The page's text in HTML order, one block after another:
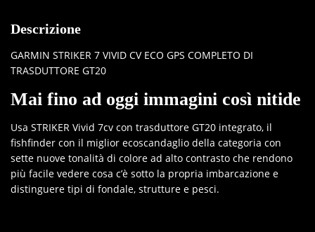
Descrizione
GARMIN STRIKER 7 VIVID CV ECO GPS COMPLETO DI
TRASDUTTORE GT20
Mai fino ad oggi immagini così nitide
Usa STRIKER Vivid 7cv con trasduttore GT20 integrato, il
fishfinder con il miglior ecoscandaglio della categoria con
sette nuove tonalità di colore ad alto contrasto che rendono
più facile vedere cosa c’è sotto la propria imbarcazione e
distinguere tipi di fondale, strutture e pesci.